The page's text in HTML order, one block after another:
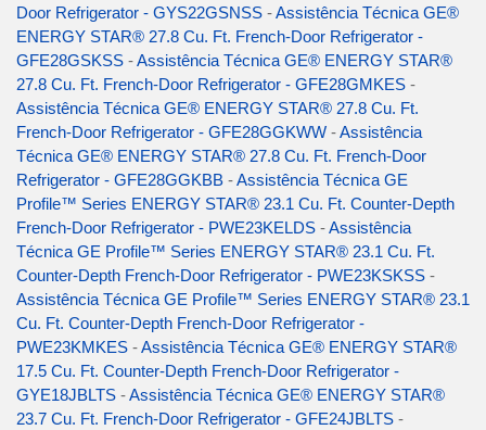
Door Refrigerator - GYS22GSNSS -Assistência Técnica GE®
ENERGY STAR® 27.8 Cu. Ft. French-Door Refrigerator -
GFE28GSKSS -Assistência Técnica GE® ENERGY STAR®
27.8 Cu. Ft. French-Door Refrigerator - GFE28GMKES -
Assistência Técnica GE® ENERGY STAR® 27.8 Cu. Ft.
French-Door Refrigerator - GFE28GGKWW -Assistência
Técnica GE® ENERGY STAR® 27.8 Cu. Ft. French-Door
Refrigerator - GFE28GGKBB -Assistência Técnica GE
Profile™ Series ENERGY STAR® 23.1 Cu. Ft. Counter-Depth
French-Door Refrigerator - PWE23KELDS -Assistência
Técnica GE Profile™ Series ENERGY STAR® 23.1 Cu. Ft.
Counter-Depth French-Door Refrigerator - PWE23KSKSS -
Assistência Técnica GE Profile™ Series ENERGY STAR® 23.1
Cu. Ft. Counter-Depth French-Door Refrigerator -
PWE23KMKES -Assistência Técnica GE® ENERGY STAR®
17.5 Cu. Ft. Counter-Depth French-Door Refrigerator -
GYE18JBLTS -Assistência Técnica GE® ENERGY STAR®
23.7 Cu. Ft. French-Door Refrigerator - GFE24JBLTS -